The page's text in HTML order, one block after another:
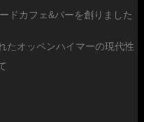
ドカフェ&バーを創りました
たオッペンハイマーの現代性